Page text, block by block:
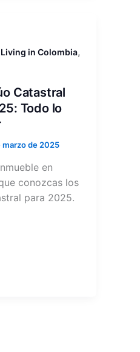
Living in Colombia,
Catastral
Todo lo
marzo de 2025
en
conozcas los
para 2025.